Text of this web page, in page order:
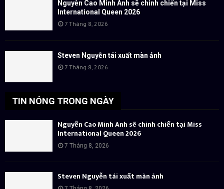
Nguyễn Cao Minh Anh sẽ chinh chiến tại Miss
International Queen 2026
7 Tháng 8, 2026
Steven Nguyễn tái xuất màn ảnh
7 Tháng 8, 2026
TIN NÓNG TRONG NGÀY
Nguyễn Cao Minh Anh sẽ chinh chiến tại Miss
International Queen 2026
7 Tháng 8, 2026
Steven Nguyễn tái xuất màn ảnh